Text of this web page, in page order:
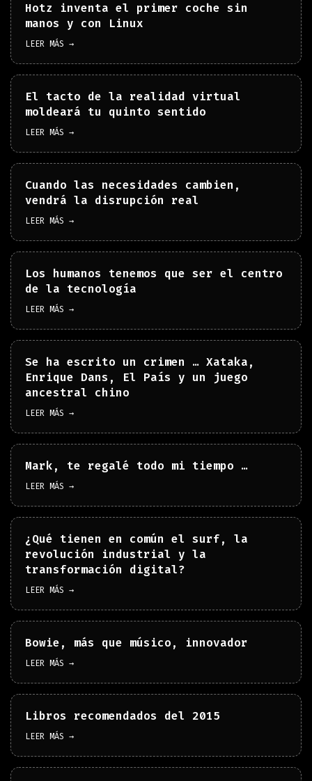
Hotz inventa el primer coche sin
manos y con Linux
LEER MÁS →
El tacto de la realidad virtual
moldeará tu quinto sentido
LEER MÁS →
Cuando las necesidades cambien,
vendrá la disrupción real
LEER MÁS →
Los humanos tenemos que ser el centro
de la tecnología
LEER MÁS →
Se ha escrito un crimen … Xataka,
Enrique Dans, El País y un juego
ancestral chino
LEER MÁS →
Mark, te regalé todo mi tiempo …
LEER MÁS →
¿Qué tienen en común el surf, la
revolución industrial y la
transformación digital?
LEER MÁS →
Bowie, más que músico, innovador
LEER MÁS →
Libros recomendados del 2015
LEER MÁS →